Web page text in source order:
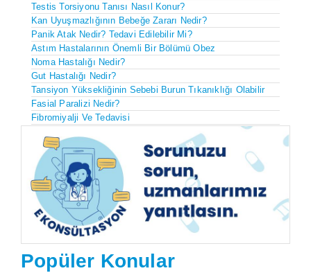
Testis Torsiyonu Tanısı Nasıl Konur?
Kan Uyuşmazlığının Bebeğe Zararı Nedir?
Panik Atak Nedir? Tedavi Edilebilir Mi?
Astım Hastalarının Önemli Bir Bölümü Obez
Noma Hastalığı Nedir?
Gut Hastalığı Nedir?
Tansiyon Yüksekliğinin Sebebi Burun Tıkanıklığı Olabilir
Fasial Paralizi Nedir?
Fibromiyalji Ve Tedavisi
Popüler Konular